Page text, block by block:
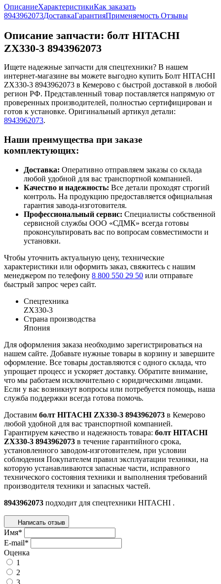
ОписаниеХарактеристикиКак заказать
8943962073ДоставкаГарантияПрименяемость Отзывы
Описание запчасти: болт HITACHI
ZX330-3 8943962073
Ищете надежные запчасти для спецтехники? В нашем
интернет-магазине вы можете выгодно купить Болт HITACHI
ZX330-3 8943962073 в Кемерово с быстрой доставкой в любой
регион РФ. Представленный товар поставляется напрямую от
проверенных производителей, полностью сертифицирован и
готов к установке. Оригинальный артикул детали:
8943962073.
Наши преимущества при заказе
комплектующих:
Доставка: Оперативно отправляем заказы со склада
любой удобной для вас транспортной компанией.
Качество и надежность: Все детали проходят строгий
контроль. На продукцию предоставляется официальная
гарантия завода-изготовителя.
Профессиональный сервис: Специалисты собственной
сервисной службы ООО «СДМК» всегда готовы
проконсультировать вас по вопросам совместимости и
установки.
Чтобы уточнить актуальную цену, технические
характеристики или оформить заказ, свяжитесь с нашим
менеджером по телефону 8 800 550 29 50 или отправьте
быстрый запрос через сайт.
Спецтехника
ZX330-3
Страна производства
Япония
Для оформления заказа необходимо зарегистрироваться на
нашем сайте. Добавьте нужные товары в корзину и завершите
оформление. Все товары доставляются с одного склада, что
упрощает процесс и ускоряет доставку. Обратите внимание,
что мы работаем исключительно с юридическими лицами.
Если у вас возникнут вопросы или потребуется помощь, наша
служба поддержки всегда готова помочь.
Доставим болт HITACHI ZX330-3 8943962073 в Кемерово
любой удобной для вас транспортной компанией.
Гарантируем качество и надежность товара: болт HITACHI
ZX330-3 8943962073 в течение гарантийного срока,
установленного заводом-изготовителем, при условии
соблюдения Покупателем правил эксплуатации техники, на
которую устанавливаются запасные части, исправного
технического состояния техники и выполнения требований
производителя техники и запасных частей.
8943962073 подходит для спецтехники HITACHI .
Написать отзыв
Имя*
E-mail*
Оценка
1
2
3